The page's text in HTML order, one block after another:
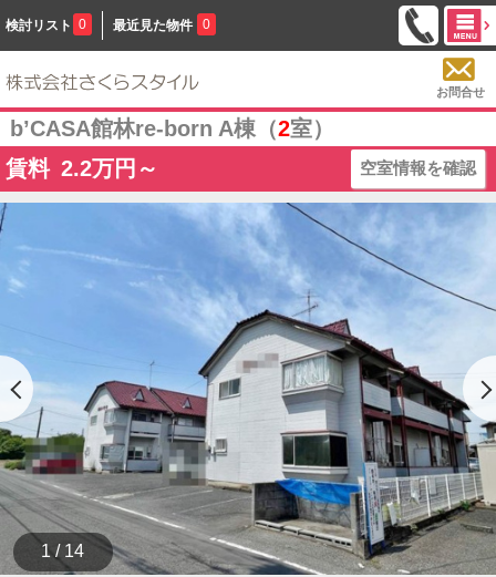
検討リスト 0 最近見た物件 0
お問合せ
b’CASA館林re-born A棟（2室）
賃料 2.2万円～ 空室情報を確認
1 / 14